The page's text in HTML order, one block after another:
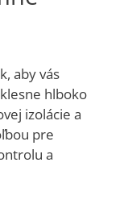
aby vás
hlboko
izolácie a
pre
a